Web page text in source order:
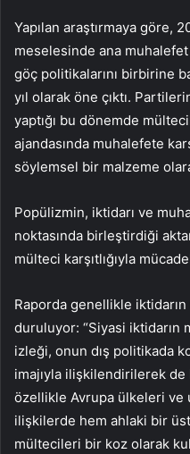
Yapılan araştırmaya göre,
meselesinde ana
göç politikalarını birbirine
yıl olarak öne çıktı.
yaptığı bu dönemde
ajandasında muhalefete
söylemsel bir malzeme
Popülizmin, iktidarı ve
noktasında birleştirdiği
mülteci karşıtlığıyla
Raporda genellikle
duruluyor: “Siyasi
izleği, onun dış politikada
imajıyla ilişkilendirilerek
özellikle Avrupa ülkeleri ve
ilişkilerde hem ahlaki bir
mültecileri bir koz olarak